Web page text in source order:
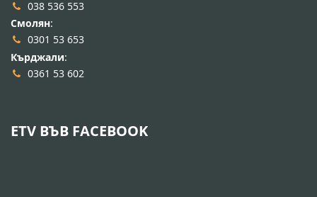
038 536 553
Смолян:
0301 53 653
Кърджали:
0361 53 602
ETV ВЪВ FACEBOOK